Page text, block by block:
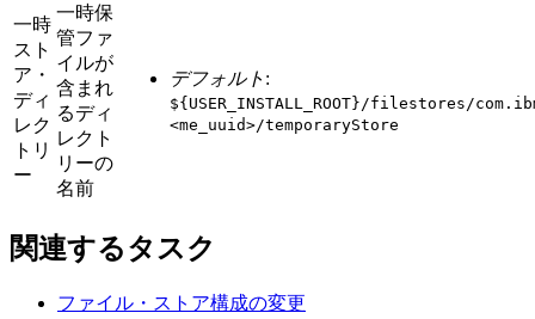
一時
スト
ア・
ディ
レク
トリ
ー
一時保
管ファ
イルが
含まれ
るディ
レクト
リーの
名前
デフォルト :
${USER_INSTALL_ROOT}/filestores/
<me_uuid>/temporaryStore
関連するタスク
ファイル・ストア構成の変更